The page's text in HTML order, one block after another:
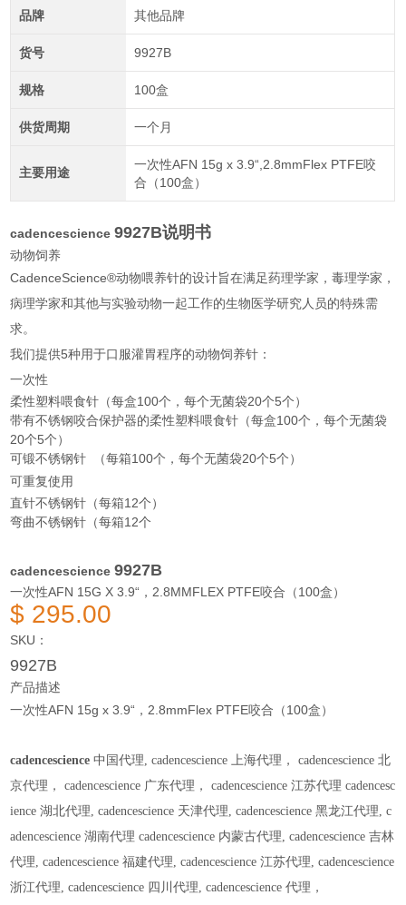
品牌 其他品牌
货号 9927B
规格 100盒
供货周期 一个月
主要用途
一次性AFN 15g x 3.9“,2.8mmFlex PTFE咬
合（100盒）
cadencescience9927B说明书
动物饲养
CadenceScience®动物喂养针的设计旨在满足药理学家，毒理学家，
病理学家和其他与实验动物一起工作的生物医学研究人员的特殊需
求。
我们提供5种用于口服灌胃程序的动物饲养针：
一次性
柔性塑料喂食针（每盒100个，每个无菌袋20个5个）
带有不锈钢咬合保护器的柔性塑料喂食针（每盒100个，每个无菌袋
20个5个）
可锻不锈钢针 （每箱100个，每个无菌袋20个5个）
可重复使用
直针不锈钢针（每箱12个）
弯曲不锈钢针（每箱12个
cadencescience9927B
一次性AFN 15G X 3.9“，2.8MMFLEX PTFE咬合（100盒）
$ 295.00
SKU：
9927B
产品描述
一次性AFN 15g x 3.9“，2.8mmFlex PTFE咬合（100盒）
cadencescience中国代理, ​ cadencescience上海代理， ​ cadencescience北
京代理，
​ cadencescience 广东代理， ​ cadencescience江苏代理 ​ cadencesc
ience湖北代理, ​ cadencescience 天津代理, ​ cadencescience黑龙江代理, ​ c
adencescience湖南代理 ​ cadencescience 内蒙古代理, ​ cadencescience吉林
代理, ​ cadencescience福建代理, ​ cadencescience江苏代理, ​ cadencescience
浙江代理, ​ cadencescience 四川代理, ​ cadencescience代理，